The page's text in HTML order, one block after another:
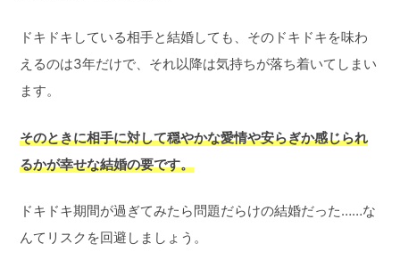
ドキドキしている相手と結婚しても、そのドキドキを味わ
えるのは3年だけで、それ以降は気持ちが落ち着いてしまい
ます。
そのときに相手に対して穏やかな愛情や安らぎか感じられ
るかが幸せな結婚の要です。
ドキドキ期間が過ぎてみたら問題だらけの結婚だった……な
んてリスクを回避しましょう。